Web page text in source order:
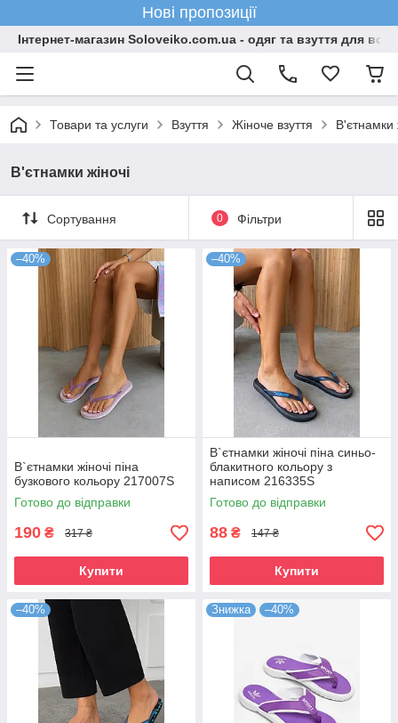
Нові пропозиції
Інтернет-магазин Soloveiko.com.ua - одяг та взуття для всієї
Товари та услуги Взуття Жіноче взуття В'єтнамки
В'єтнамки жіночі
Сортування 0 Фільтри
–40%
В`єтнамки жіночі піна
бузкового кольору 217007S
Готово до відправки
190 ₴ 317 ₴
Купити
–40%
В`єтнамки жіночі піна синьо-
блакитного кольору з
написом 216335S
Готово до відправки
88 ₴ 147 ₴
Купити
–40% Знижка –40%